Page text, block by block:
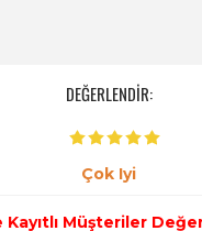
DEĞERLENDİR:
Çok Iyi
Kayıtlı Müşteriler